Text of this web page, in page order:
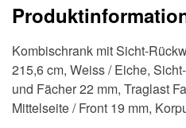
80
T
42
x
H
Kombischrank mit Sicht-
215,6 cm, Weiss / Eiche,
und Fächer 22 mm, Traglast
Mittelseite / Front 19 mm,